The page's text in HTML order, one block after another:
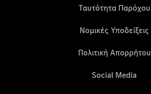
Ταυτότητα Παρόχου
Νομικές Υποδείξεις
Πολιτική Απορρήτου
Social Media